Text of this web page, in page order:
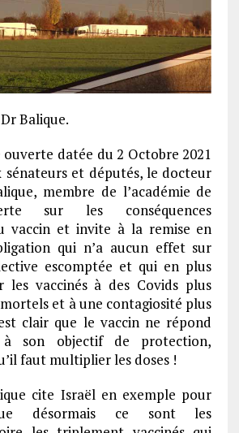
Balique.
datée du 2 Octobre 2021
sénateurs et députés, le docteur
membre de l’académie de
sur les conséquences
vaccin et invite à la remise en
qui n’a aucun effet sur
escomptée et qui en plus
les vaccinés à des Covids plus
et à une contagiosité plus
clair que le vaccin ne répond
son objectif de protection,
faut multiplier les doses !
cite Israël en exemple pour
désormais ce sont les